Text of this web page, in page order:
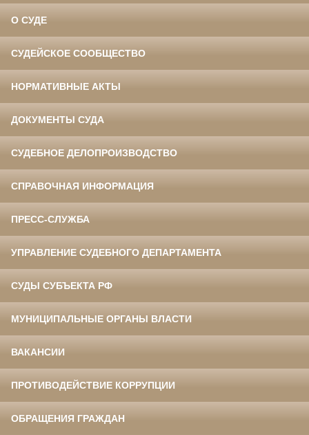
О СУДЕ
СУДЕЙСКОЕ СООБЩЕСТВО
НОРМАТИВНЫЕ АКТЫ
ДОКУМЕНТЫ СУДА
СУДЕБНОЕ ДЕЛОПРОИЗВОДСТВО
СПРАВОЧНАЯ ИНФОРМАЦИЯ
ПРЕСС-СЛУЖБА
УПРАВЛЕНИЕ СУДЕБНОГО ДЕПАРТАМЕНТА
СУДЫ СУБЪЕКТА РФ
МУНИЦИПАЛЬНЫЕ ОРГАНЫ ВЛАСТИ
ВАКАНСИИ
ПРОТИВОДЕЙСТВИЕ КОРРУПЦИИ
ОБРАЩЕНИЯ ГРАЖДАН